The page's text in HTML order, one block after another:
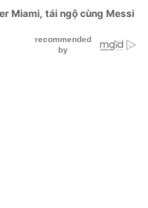
Miami, tái ngộ cùng Messi